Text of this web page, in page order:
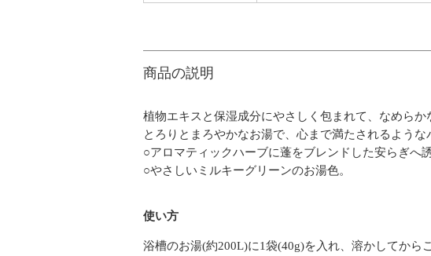
商品の説明
植物エキスと保湿成分にやさしく包まれて、なめらか
とろりとまろやかなお湯で、心まで満たされるよう
○アロマティックハーブに蓬をブレンドした安らぎへ
○やさしいミルキーグリーンのお湯色。
使い方
浴槽のお湯(約200L)に1袋(40g)を入れ、溶かしてから